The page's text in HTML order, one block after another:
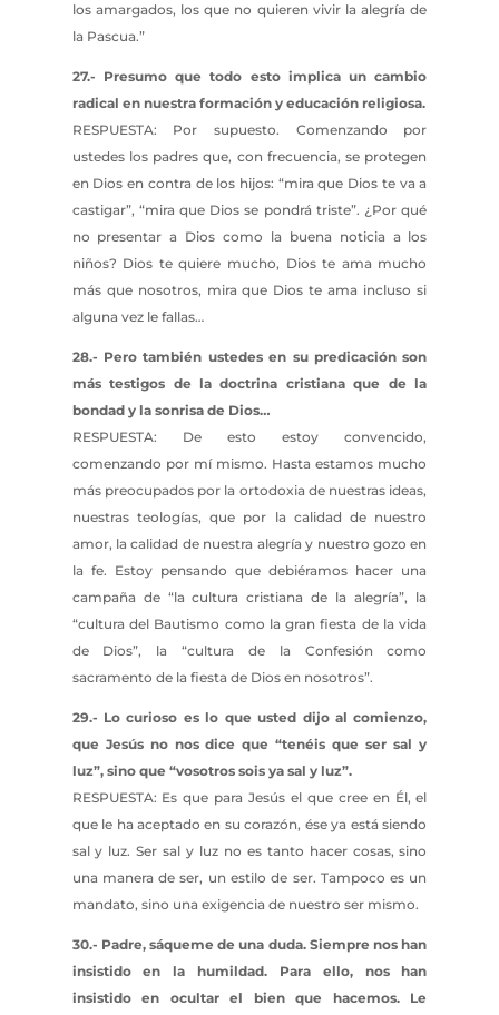
los amargados, los que no quieren vivir la alegría de
la Pascua.”
27.- Presumo que todo esto implica un cambio
radical en nuestra formación y educación religiosa.
RESPUESTA: Por supuesto. Comenzando por
ustedes los padres que, con frecuencia, se protegen
en Dios en contra de los hijos: “mira que Dios te va a
castigar”, “mira que Dios se pondrá triste”. ¿Por qué
no presentar a Dios como la buena noticia a los
niños? Dios te quiere mucho, Dios te ama mucho
más que nosotros, mira que Dios te ama incluso si
alguna vez le fallas…
28.- Pero también ustedes en su predicación son
más testigos de la doctrina cristiana que de la
bondad y la sonrisa de Dios…
RESPUESTA: De esto estoy convencido,
comenzando por mí mismo. Hasta estamos mucho
más preocupados por la ortodoxia de nuestras ideas,
nuestras teologías, que por la calidad de nuestro
amor, la calidad de nuestra alegría y nuestro gozo en
la fe. Estoy pensando que debiéramos hacer una
campaña de “la cultura cristiana de la alegría”, la
“cultura del Bautismo como la gran fiesta de la vida
de Dios”, la “cultura de la Confesión como
sacramento de la fiesta de Dios en nosotros”.
29.- Lo curioso es lo que usted dijo al comienzo,
que Jesús no nos dice que “tenéis que ser sal y
luz”, sino que “vosotros sois ya sal y luz”.
RESPUESTA: Es que para Jesús el que cree en Él, el
que le ha aceptado en su corazón, ése ya está siendo
sal y luz. Ser sal y luz no es tanto hacer cosas, sino
una manera de ser, un estilo de ser. Tampoco es un
mandato, sino una exigencia de nuestro ser mismo.
30.- Padre, sáqueme de una duda. Siempre nos han
insistido en la humildad. Para ello, nos han
insistido en ocultar el bien que hacemos. Le